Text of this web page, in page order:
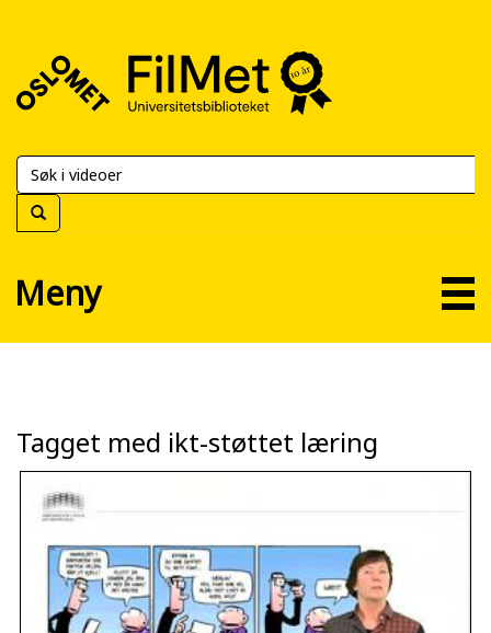
FilMet
Universitetsbiblioteket
Meny
Tagget med ikt-støttet læring